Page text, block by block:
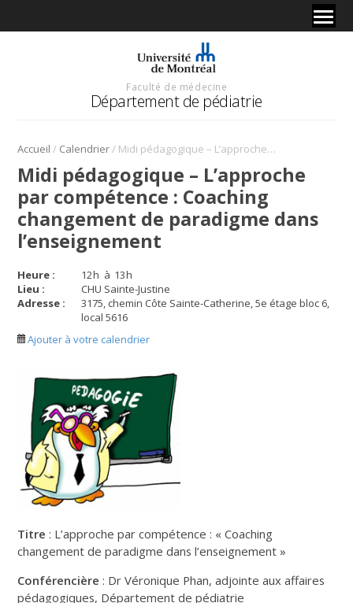
Faculté de médecine
Département de pédiatrie
Accueil / Calendrier/ Midi pédagogique – L’approche par compétence : Coaching changement de paradigme dans l’enseignement
Midi pédagogique – L’approche
par compétence : Coaching
changement de paradigme dans
l’enseignement
Heure : 12h à 13h
Lieu :
CHU Sainte-Justine
Adresse :
3175, chemin Côte Sainte-Catherine, 5e étage bloc 6,
local 5616
Ajouter à votre calendrier
Titre : L’approche par compétence : « Coaching
changement de paradigme dans l’enseignement »
Conférencière : Dr Véronique Phan, adjointe aux affaires
pédagogiques, Département de pédiatrie